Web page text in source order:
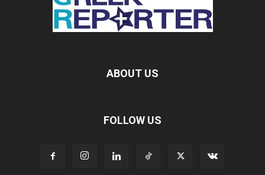
ABOUT US
FOLLOW US